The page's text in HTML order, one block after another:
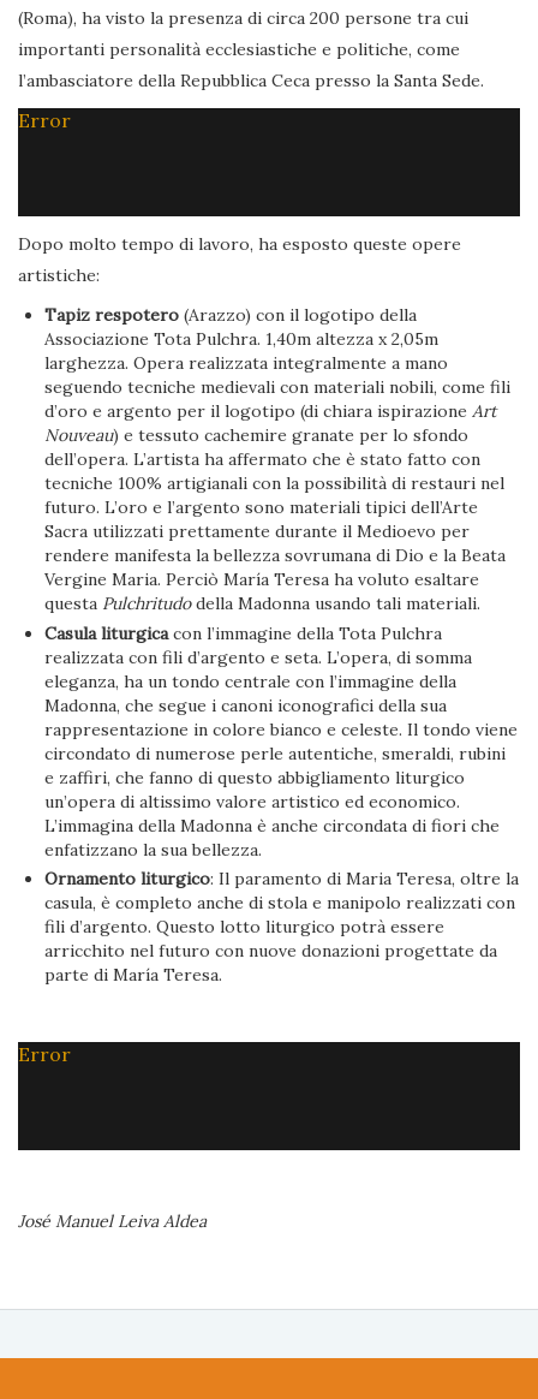
(Roma), ha visto la presenza di circa 200 persone tra cui
importanti personalità ecclesiastiche e politiche, come
l’ambasciatore della Repubblica Ceca presso la Santa Sede.
Error
Dopo molto tempo di lavoro, ha esposto queste opere
artistiche:
Tapiz respotero (Arazzo) con il logotipo della
Associazione Tota Pulchra. 1,40m altezza x 2,05m
larghezza. Opera realizzata integralmente a mano
seguendo tecniche medievali con materiali nobili, come fili
d’oro e argento per il logotipo (di chiara ispirazioneArt
Nouveau) e tessuto cachemire granate per lo sfondo
dell’opera. L’artista ha affermato che è stato fatto con
tecniche 100% artigianali con la possibilità di restauri nel
futuro. L’oro e l’argento sono materiali tipici dell’Arte
Sacra utilizzati prettamente durante il Medioevo per
rendere manifesta la bellezza sovrumana di Dio e la Beata
Vergine Maria. Perciò María Teresa ha voluto esaltare
questa Pulchritudodella Madonna usando tali materiali.
Casula liturgicacon l’immagine della Tota Pulchra
realizzata con fili d’argento e seta. L’opera, di somma
eleganza, ha un tondo centrale con l’immagine della
Madonna, che segue i canoni iconografici della sua
rappresentazione in colore bianco e celeste. Il tondo viene
circondato di numerose perle autentiche, smeraldi, rubini
e zaffiri, che fanno di questo abbigliamento liturgico
un’opera di altissimo valore artistico ed economico.
L’immagina della Madonna è anche circondata di fiori che
enfatizzano la sua bellezza.
Ornamento liturgico: Il paramento di Maria Teresa, oltre la
casula, è completo anche di stola e manipolo realizzati con
fili d’argento. Questo lotto liturgico potrà essere
arricchito nel futuro con nuove donazioni progettate da
parte di María Teresa.
Error
José Manuel Leiva Aldea